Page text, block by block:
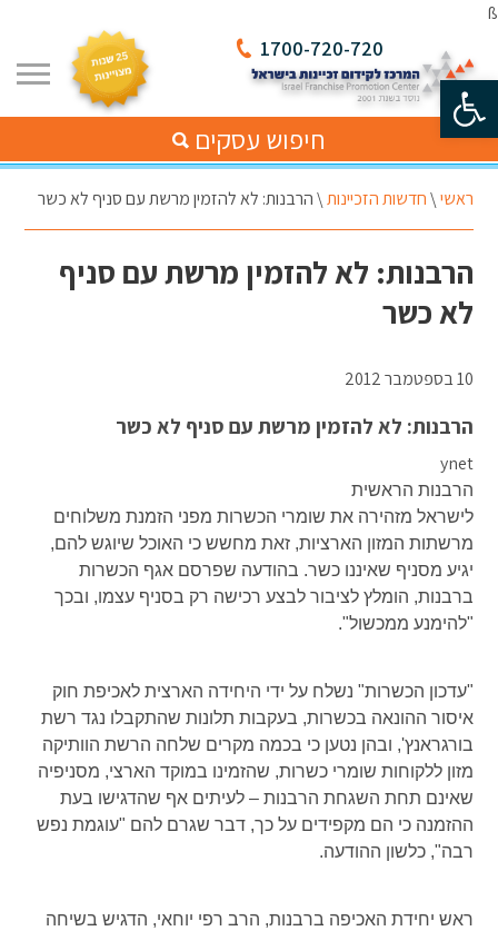
פתח סרגל נגישות
ß
1700-720-720
חיפוש עסקים
ראשי\חדשות הזכיינות\הרבנות: לא להזמין מרשת עם סניף לא כשר
הרבנות: לא להזמין מרשת עם סניף
לא כשר
10 בספטמבר 2012
הרבנות: לא להזמין מרשת עם סניף לא כשר
ynet
הרבנות הראשית
לישראל מזהירה את שומרי הכשרות מפני הזמנת משלוחים
מרשתות המזון הארציות, זאת מחשש כי האוכל שיוגש להם,
יגיע מסניף שאיננו כשר. בהודעה שפרסם אגף הכשרות
ברבנות, הומלץ לציבור לבצע רכישה רק בסניף עצמו, ובכך
"להימנע ממכשול".
"עדכון הכשרות" נשלח על ידי היחידה הארצית לאכיפת חוק
איסור ההונאה בכשרות, בעקבות תלונות שהתקבלו נגד רשת
בורגראנץ', ובהן נטען כי בכמה מקרים שלחה הרשת הוותיקה
מזון ללקוחות שומרי כשרות, שהזמינו במוקד הארצי, מסניפיה
שאינם תחת השגחת הרבנות – לעיתים אף שהדגישו בעת
ההזמנה כי הם מקפידים על כך, דבר שגרם להם "עוגמת נפש
רבה", כלשון ההודעה.
ראש יחידת האכיפה ברבנות, הרב רפי יוחאי, הדגיש בשיחה